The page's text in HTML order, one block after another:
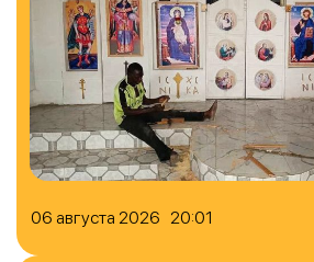
06 августа 2026 20:01